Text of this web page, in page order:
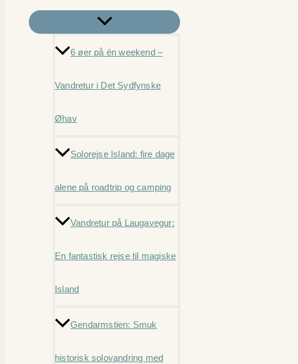
6 øer på én weekend –
Vandretur i Det Sydfynske
Øhav
Solorejse Island: fire dage
alene på roadtrip og camping
Vandretur på Laugavegur:
En fantastisk rejse til magiske
Island
Gendarmstien: Smuk
historisk solovandring med